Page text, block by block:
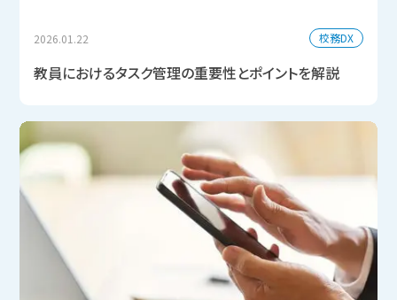
2026.01.22 校務DX
教員におけるタスク管理の重要性とポイントを解説